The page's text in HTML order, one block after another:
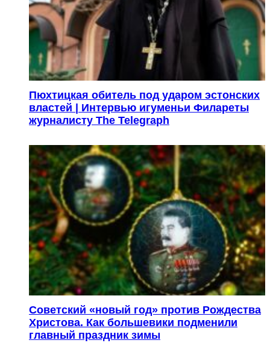
Пюхтицкая обитель под ударом эстонских
властей | Интервью игуменьи Филареты
журналисту The Telegraph
Советский «новый год» против Рождества
Христова. Как большевики подменили
главный праздник зимы